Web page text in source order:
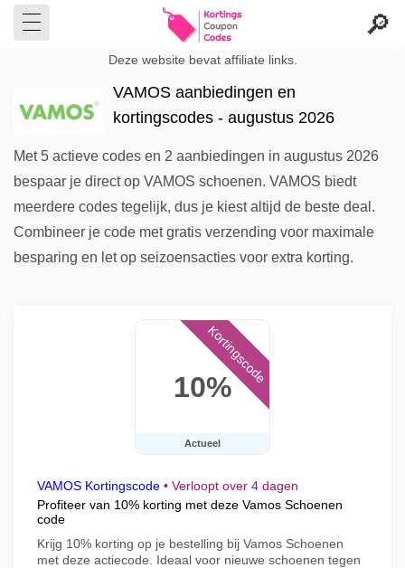
Deze website bevat affiliate links.
VAMOS aanbiedingen en
kortingscodes - augustus 2026
Met 5 actieve codes en 2 aanbiedingen in augustus 2026
bespaar je direct op VAMOS schoenen. VAMOS biedt
meerdere codes tegelijk, dus je kiest altijd de beste deal.
Combineer je code met gratis verzending voor maximale
besparing en let op seizoensacties voor extra korting.
10%
Actueel
Kortingscode
VAMOS Kortingscode • Verloopt over 4 dagen
Profiteer van 10% korting met deze Vamos Schoenen
code
Krijg 10% korting op je bestelling bij Vamos Schoenen
met deze actiecode. Ideaal voor nieuwe schoenen tegen